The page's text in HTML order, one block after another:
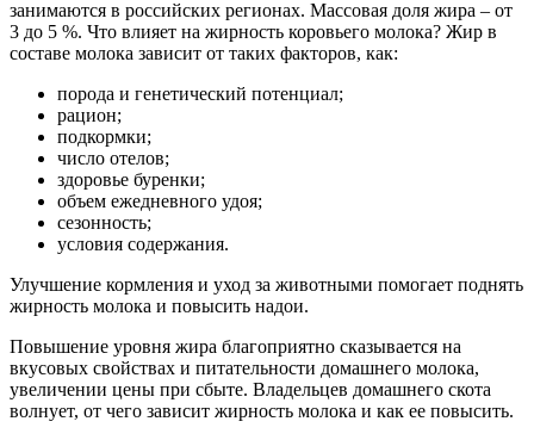
занимаются в российских регионах. Массовая доля жира – от
3 до 5 %. Что влияет на жирность коровьего молока? Жир в
составе молока зависит от таких факторов, как:
порода и генетический потенциал;
рацион;
подкормки;
число отелов;
здоровье буренки;
объем ежедневного удоя;
сезонность;
условия содержания.
Улучшение кормления и уход за животными помогает поднять
жирность молока и повысить надои.
Повышение уровня жира благоприятно сказывается на
вкусовых свойствах и питательности домашнего молока,
увеличении цены при сбыте. Владельцев домашнего скота
волнует, от чего зависит жирность молока и как ее повысить.